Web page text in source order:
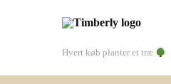
Hvert køb planter et træ